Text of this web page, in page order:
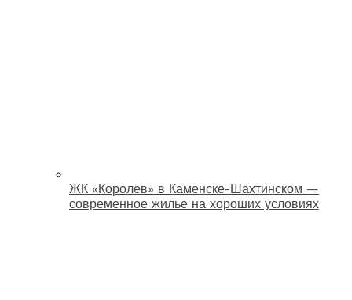
ЖК «Королев» в Каменске-Шахтинском —
современное жилье на хороших условиях